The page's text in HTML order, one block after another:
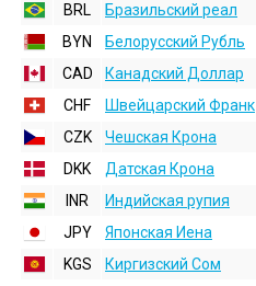
BRL
Бразильский реал
BYN
Белорусский Рубль
CAD
Канадский Доллар
CHF
Швейцарский Франк
CZK
Чешская Крона
DKK
Датская Крона
INR
Индийская pупия
JPY
Японская Иена
KGS
Киргизский Сом